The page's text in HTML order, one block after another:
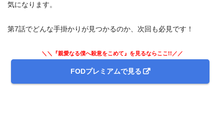
気になります。
第7話でどんな手掛かりが見つかるのか、次回も必見です！
＼＼『親愛なる僕へ殺意をこめて』を見るならここ!!／／
FODプレミアムで見る